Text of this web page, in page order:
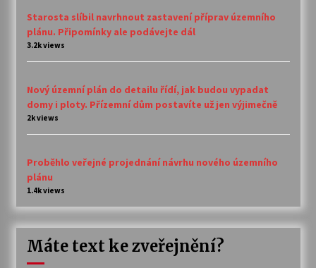
Starosta slíbil navrhnout zastavení příprav územního
plánu. Připomínky ale podávejte dál
3.2k views
Nový územní plán do detailu řídí, jak budou vypadat
domy i ploty. Přízemní dům postavíte už jen výjimečně
2k views
Proběhlo veřejné projednání návrhu nového územního
plánu
1.4k views
Máte text ke zveřejnění?